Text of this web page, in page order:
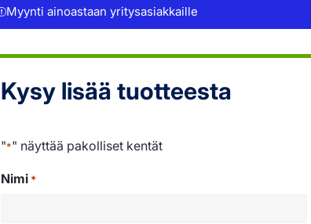
Myynti ainoastaan yritysasiakkaille
Kysy lisää tuotteesta
"*" näyttää pakolliset kentät
Nimi *